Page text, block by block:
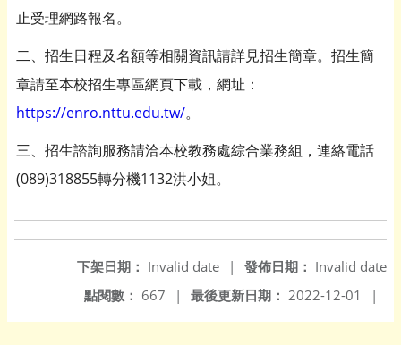
止受理網路報名。
二、招生日程及名額等相關資訊請詳見招生簡章。招生簡
章請至本校招生專區網頁下載，網址：
https://enro.nttu.edu.tw/。
三、招生諮詢服務請洽本校教務處綜合業務組，連絡電話
(089)318855轉分機1132洪小姐。
發佈日期： Invalid date
下架日期： Invalid date
|
最後更新日期： 2022-12-01 |
點閱數： 667 |